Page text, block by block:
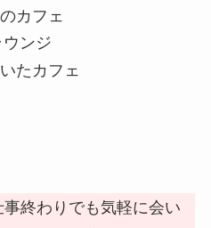
カフェ
ンジ
たカフェ
終わりでも気軽に会い